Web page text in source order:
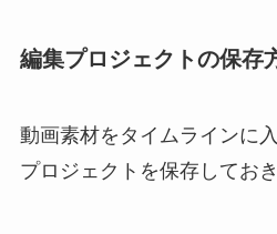
編集プロジェクトの保存
動画素材をタイムラインに
プロジェクトを保存してお